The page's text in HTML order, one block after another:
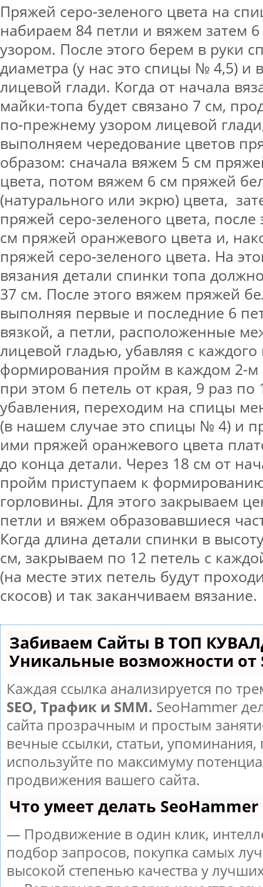
Пряжей серо-зеленого цвета на
набираем 84 петли и вяжем затем
узором. После этого берем в руки
диаметра (у нас это спицы № 4,5) и
лицевой глади. Когда от начала
майки-топа будет связано 7 см,
по-прежнему узором лицевой
выполняем чередование цветов
образом: сначала вяжем 5 см
цвета, потом вяжем 6 см пряжей
(натурального или экрю) цвета,
пряжей серо-зеленого цвета, после
см пряжей оранжевого цвета и,
пряжей серо-зеленого цвета. На
вязания детали спинки топа
37 см. После этого вяжем пряжей
выполняя первые и последние 6
вязкой, а петли, расположенные
лицевой гладью, убавляя с каждого
формирования пройм в каждом 2-м
при этом 6 петель от края, 9 раз по
убавления, переходим на спицы
(в нашем случае это спицы № 4) и
ими пряжей оранжевого цвета
до конца детали. Через 18 см от
пройм приступаем к
горловины. Для этого закрываем
петли и вяжем образовавшиеся
Когда длина детали спинки в
см, закрываем по 12 петель с
(на месте этих петель будут
скосов) и так заканчиваем вязание.
Забиваем Сайты В ТОП
Уникальные возможности от
Каждая ссылка анализируется по
SEO, Трафик и SMM. SeoHammer
сайта прозрачным и простым
вечные ссылки, статьи, упоминания,
используйте по максимуму
продвижения вашего сайта.
Что умеет делать SeoHammer
— Продвижение в один клик,
подбор запросов, покупка самых
высокой степенью качества у